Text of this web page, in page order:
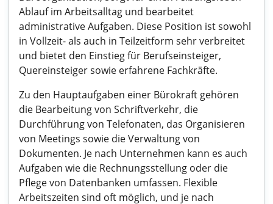
Ablauf im Arbeitsalltag und bearbeitet
administrative Aufgaben. Diese Position ist sowohl
in Vollzeit- als auch in Teilzeitform sehr verbreitet
und bietet den Einstieg für Berufseinsteiger,
Quereinsteiger sowie erfahrene Fachkräfte.
Zu den Hauptaufgaben einer Bürokraft gehören
die Bearbeitung von Schriftverkehr, die
Durchführung von Telefonaten, das Organisieren
von Meetings sowie die Verwaltung von
Dokumenten. Je nach Unternehmen kann es auch
Aufgaben wie die Rechnungsstellung oder die
Pflege von Datenbanken umfassen. Flexible
Arbeitszeiten sind oft möglich, und je nach